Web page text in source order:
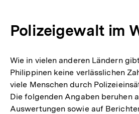
Polizeigewalt im
Wie in vielen anderen Ländern
Philippinen keine verlässlichen
viele Menschen durch
Die folgenden Angaben beruhen
Auswertungen sowie auf